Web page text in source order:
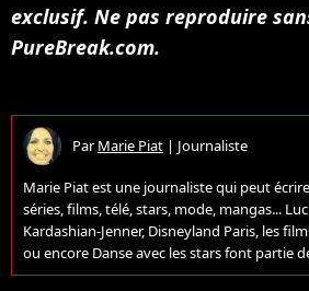
exclusif. Ne pas reproduire
PureBreak.com.
ParMarie Piat | Journaliste
Marie Piat est une journaliste qui peut
séries, films, télé, stars, mode, mangas...
Kardashian-Jenner, Disneyland Paris, les
ou encore Danse avec les stars font partie